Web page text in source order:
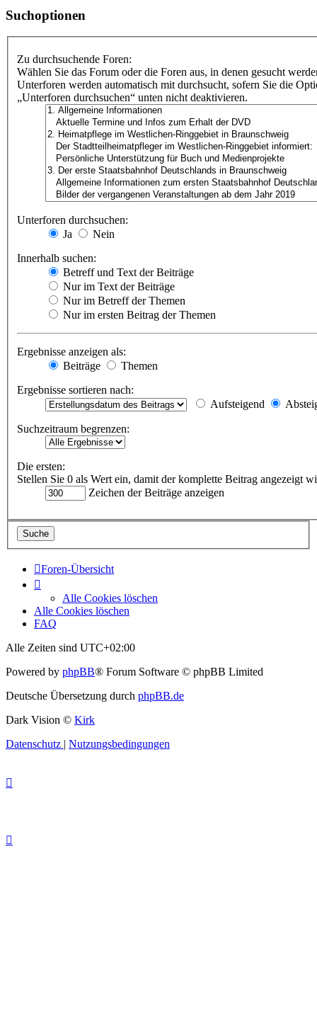
Suchoptionen
Zu durchsuchende Foren:
Wählen Sie das Forum oder die Foren aus, in denen gesucht
Unterforen werden automatisch mit durchsucht, sofern Sie die
„Unterforen durchsuchen“ unten nicht deaktivieren.
Unterforen durchsuchen:
Ja
Nein
Innerhalb suchen:
Betreff und Text der Beiträge
Nur im Text der Beiträge
Nur im Betreff der Themen
Nur im ersten Beitrag der Themen
Ergebnisse anzeigen als:
Beiträge
Themen
Ergebnisse sortieren nach:
Aufsteigend
Suchzeitraum begrenzen:
Die ersten:
Stellen Sie 0 als Wert ein, damit der komplette Beitrag angezeigt
Zeichen der Beiträge anzeigen
Foren-Übersicht
Alle Cookies löschen
Alle Cookies löschen
FAQ
Alle Zeiten sind UTC+02:00
Powered by phpBB® Forum Software © phpBB Limited
Deutsche Übersetzung durch phpBB.de
Dark Vision © Kirk
Datenschutz | Nutzungsbedingungen